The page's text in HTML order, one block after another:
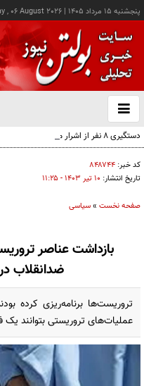
پنجشنبه ۱۵ مرداد ۱۴۰۵ |
, 06 August 2026
باز
و
دستگیری ۸ نفر از اشرار مسلح شاخص و مرتبطین گروهک‌های تروریستی
کد خبر: ۸۴۸۷۴۴
تاریخ انتشار: ۱۰ تير ۱۴۰۳ - ۱۱:۲۵
صفحه نخست »سیاسی
بازداشت عناصر
ضدانقلاب در
تروریست‌ها برنامه‌ریزی کرده
عملیات‌های تروریستی بتوانند